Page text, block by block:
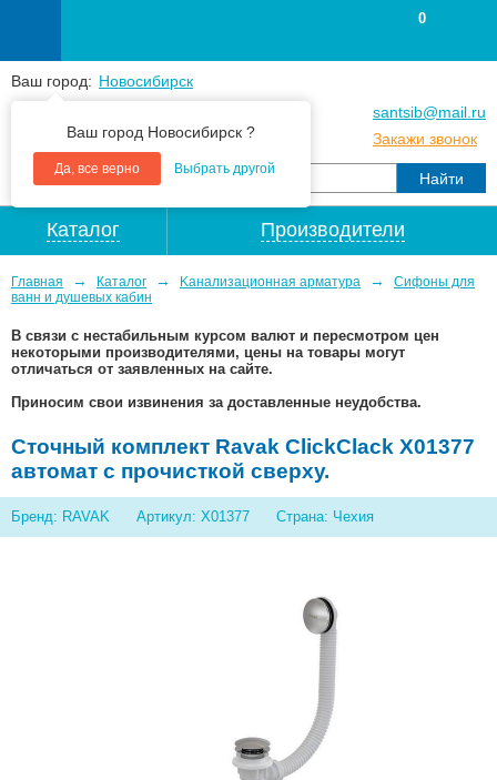
Ваш город: Новосибирск
Ваш город Новосибирск ?
Да, все верно Выбрать другой
+7(383) 213 79 30
santsib@mail.ru
Закажи звонок
0
Каталог Производители
Главная → Каталог → Kaнaлизaционнaя apматypa →
Сифоны для
ванн и душевых кабин
В связи с нестабильным курсом валют и пересмотром цен
некоторыми производителями, цены на товары могут
отличаться от заявленных на сайте.
Приносим свои извинения за доставленные неудобства.
Сточный комплект Ravak ClickClack X01377
автомат с прочисткой сверху.
Бренд: RAVAK Артикул: X01377 Страна: Чехия